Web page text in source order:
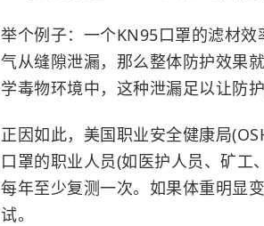
举个例子：一个KN95口罩的滤材
气从缝隙泄漏，那么整体防护效果
学毒物环境中，这种泄漏足以让防护
正因如此，美国职业安全健康局
口罩的职业人员(如医护人员、矿工
每年至少复测一次。如果体重明显
试。